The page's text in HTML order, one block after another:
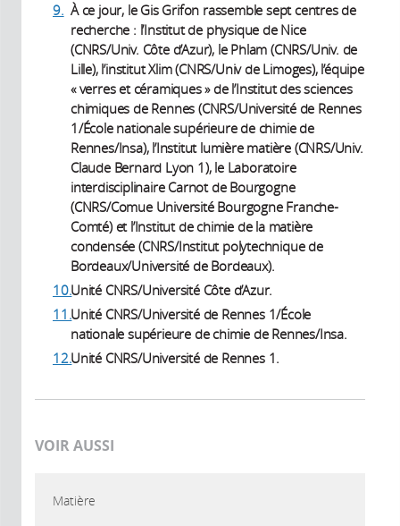
9. À ce jour, le Gis Grifon rassemble sept centres de
recherche : l’Institut de physique de Nice
(CNRS/Univ. Côte d’Azur), le Phlam (CNRS/Univ. de
Lille), l’institut Xlim (CNRS/Univ de Limoges), l’équipe
« verres et céramiques » de l’Institut des sciences
chimiques de Rennes (CNRS/Université de Rennes
1/École nationale supérieure de chimie de
Rennes/Insa), l’Institut lumière matière (CNRS/Univ.
Claude Bernard Lyon 1), le Laboratoire
interdisciplinaire Carnot de Bourgogne
(CNRS/Comue Université Bourgogne Franche-
Comté) et l’Institut de chimie de la matière
condensée (CNRS/Institut polytechnique de
Bordeaux/Université de Bordeaux).
10.Unité CNRS/Université Côte d’Azur.
11.Unité CNRS/Université de Rennes 1/École
nationale supérieure de chimie de Rennes/Insa.
12.Unité CNRS/Université de Rennes 1.
VOIR AUSSI
Matière